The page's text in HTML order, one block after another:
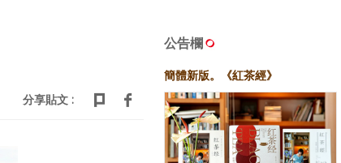
分享貼文 :
公告欄
簡體新版。《紅茶經》